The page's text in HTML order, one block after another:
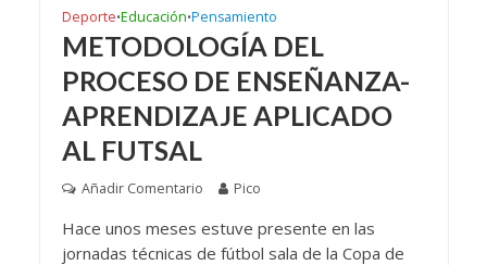
Deporte•Educación•Pensamiento
METODOLOGÍA DEL
PROCESO DE ENSEÑANZA-
APRENDIZAJE APLICADO
AL FUTSAL
Añadir Comentario Pico
Hace unos meses estuve presente en las
jornadas técnicas de fútbol sala de la Copa de